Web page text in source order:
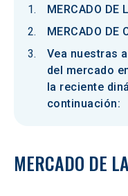
MERCADO DE
MERCADO DE
Vea nuestras
del mercado
la reciente
continuación:
MERCADO DE